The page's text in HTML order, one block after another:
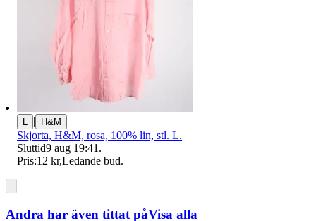
| H&M
Skjorta, H&M, rosa, 100% lin, stl. L.
Sluttid9 aug 19:41 .
Pris:12 kr,Ledande bud.
Andra har även tittat påVisa alla